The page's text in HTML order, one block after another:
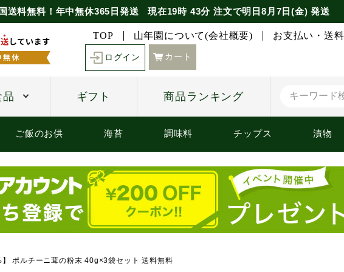
送料無料！年中無休365日発送 現在19時 43分 注文で明日8月7日(金) 発送
TOP 山年園について(会社概要) お支払い・送
ログイン カート
品 ギフト 商品ランキング
ご飯のお供 海苔 調味料 チップス 漬物
】 ポルチーニ茸の粉末 40g×3袋セット 送料無料